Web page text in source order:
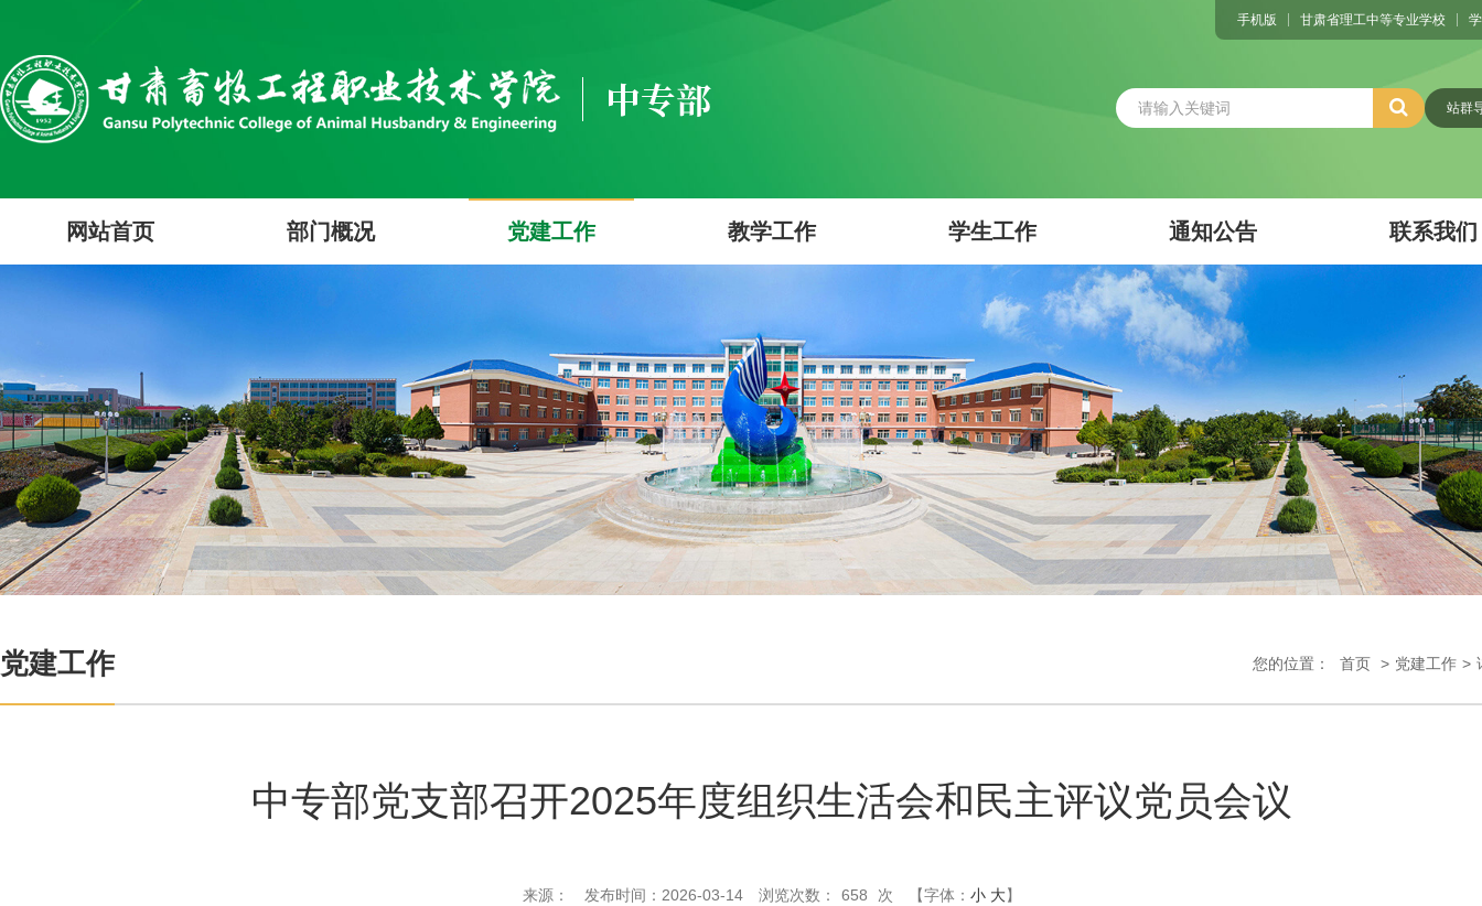
手机版 甘肃省理工中等专业学校
站群
网站首页 部门概况 党建工作 教学工作 学生工作 通知公告 联系我们
您的位置： 首页 > 党建工作 >
党建工作
中专部党支部召开2025年度组织生活会和民主评议党员会议
来源： 发布时间：2026-03-14 浏览次数： 658 次 【字体： 小 大】